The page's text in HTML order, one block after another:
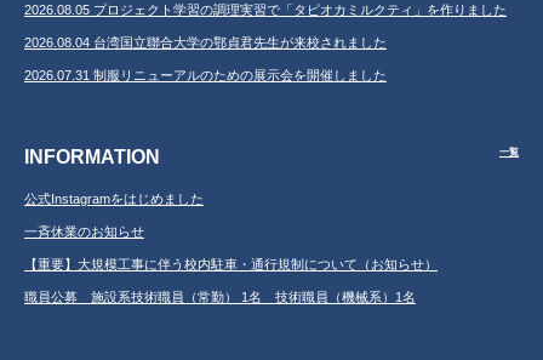
2026.08.05 プロジェクト学習の調理実習で「タピオカミルクティ」を作りました
2026.08.04 台湾国立聯合大学の鄂貞君先生が来校されました
2026.07.31 制服リニューアルのための展示会を開催しました
INFORMATION 一覧
公式Instagramをはじめました
一斉休業のお知らせ
【重要】大規模工事に伴う校内駐車・通行規制について（お知らせ）
職員公募 施設系技術職員（常勤） 1名 技術職員（機械系）1名